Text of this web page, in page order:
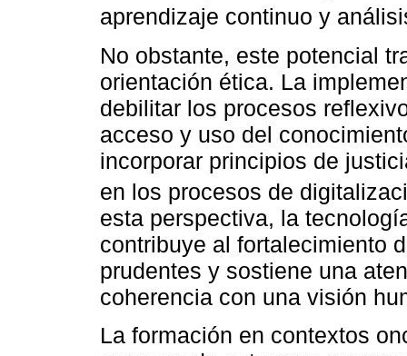
aprendizaje continuo y
No obstante, este potencial
orientación ética. La
debilitar los procesos
acceso y uso del
incorporar principios de
en los procesos de
esta perspectiva, la
contribuye al fortalecimiento
prudentes y sostiene una
coherencia con una visión
La formación en contextos